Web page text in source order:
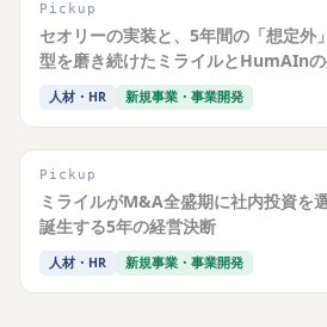
Pickup
セオリーの実装と、5年間の「想定外
型を磨き続けたミライルとHumAIn
人材・HR 新規事業・事業開発
Pickup
ミライルがM&A全盛期に社内投資を
誕生する5年の経営決断
人材・HR 新規事業・事業開発